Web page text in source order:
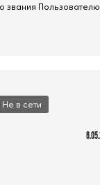
Пользователю
Не в сети